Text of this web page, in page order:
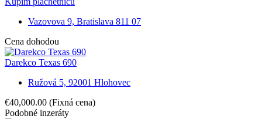
Vazovova 9, Bratislava 811 07
Cena dohodou
Darekco Texas 690
Ružová 5, 92001 Hlohovec
€40,000.00 (Fixná cena)
Podobné inzeráty